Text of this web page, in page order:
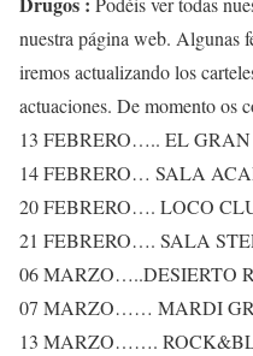
nuestra página web. Algunas
iremos actualizando los
actuaciones. De momento os
13 FEBRERO….. EL
14 FEBRERO… SALA
20 FEBRERO…. LOCO
21 FEBRERO…. SALA
06 MARZO…..DESIERTO
07 MARZO…… MARDI
13 MARZO…….